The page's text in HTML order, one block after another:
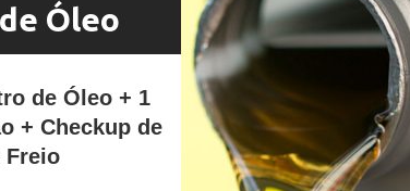
Óleo
de Óleo + 1
+ Checkup de
Freio